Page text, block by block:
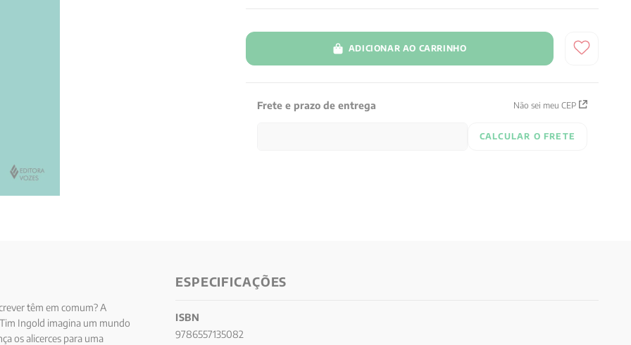
ADICIONAR AO CARRINHO
Frete e prazo de entrega Não sei meu CEP
CALCULAR O FRETE
têm em comum? A
Ingold imagina um mundo
os alicerces para uma
ESPECIFICAÇÕES
ISBN
9786557135082